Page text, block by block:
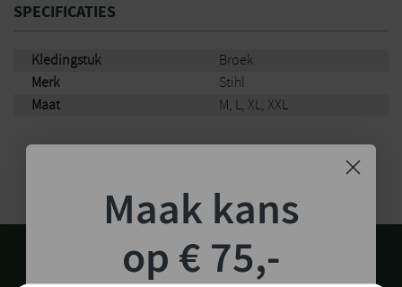
SPECIFICATIES
Kledingstuk
Broek
Merk
Stihl
Maat
M, L, XL, XXL
Maak kans
op € 75,-